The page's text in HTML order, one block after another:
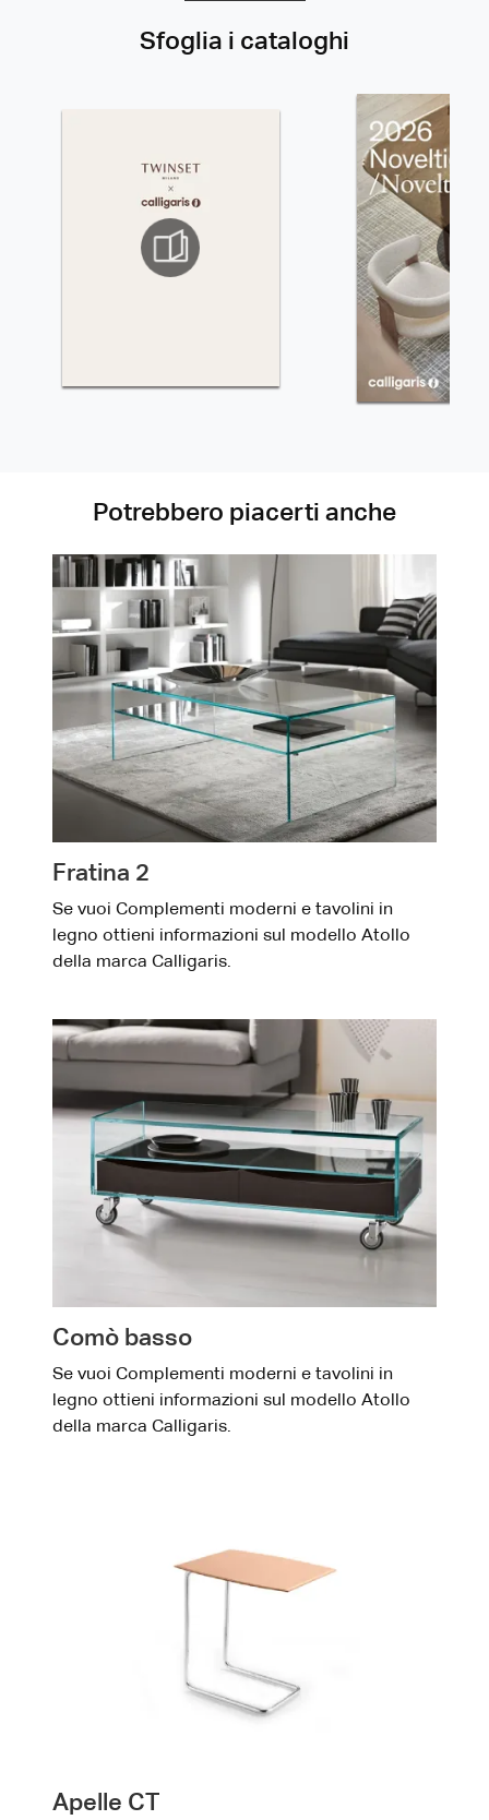
Sfoglia i cataloghi
Potrebbero piacerti anche
Fratina 2
Se vuoi Complementi moderni e tavolini in
legno ottieni informazioni sul modello Atollo
della marca Calligaris.
Comò basso
Se vuoi Complementi moderni e tavolini in
legno ottieni informazioni sul modello Atollo
della marca Calligaris.
Apelle CT